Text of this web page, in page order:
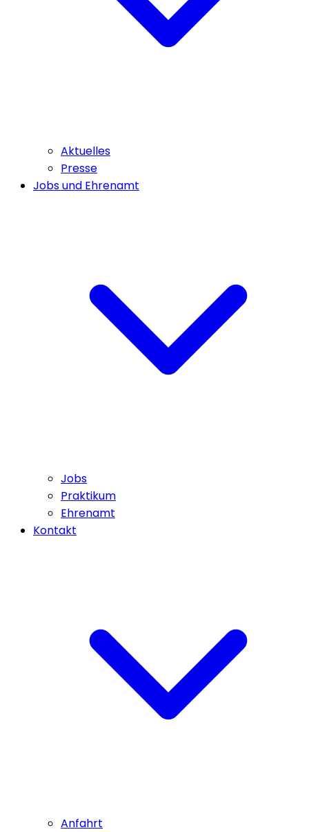
Aktuelles
Presse
Jobs und Ehrenamt
Jobs
Praktikum
Ehrenamt
Kontakt
Anfahrt